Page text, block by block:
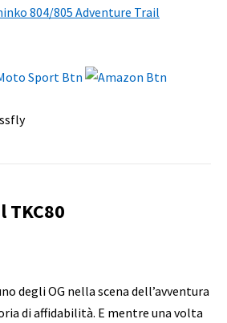
804/805 Adventure Trail
TKC80
degli OG nella scena dell’avventura
di affidabilità. E mentre una volta